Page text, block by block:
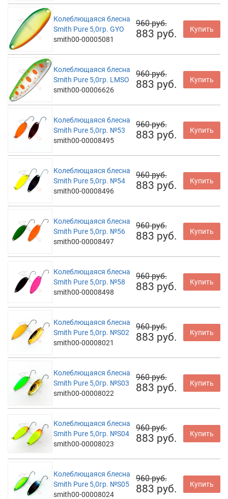
Колеблющаяся блесна
Smith Pure 5,0гр. GYO
smith00-00005081
960 руб.
883 руб. Купить
Колеблющаяся блесна
Smith Pure 5,0гр. LMSO
smith00-00006626
960 руб.
883 руб. Купить
Колеблющаяся блесна
Smith Pure 5,0гр. №53
smith00-00008495
960 руб.
883 руб. Купить
Колеблющаяся блесна
Smith Pure 5,0гр. №54
smith00-00008496
960 руб.
883 руб. Купить
Колеблющаяся блесна
Smith Pure 5,0гр. №56
smith00-00008497
960 руб.
883 руб. Купить
Колеблющаяся блесна
Smith Pure 5,0гр. №58
smith00-00008498
960 руб.
883 руб. Купить
Колеблющаяся блесна
Smith Pure 5,0гр. №S02
smith00-00008021
960 руб.
883 руб. Купить
Колеблющаяся блесна
Smith Pure 5,0гр. №S03
smith00-00008022
960 руб.
883 руб. Купить
Колеблющаяся блесна
Smith Pure 5,0гр. №S04
smith00-00008023
960 руб.
883 руб. Купить
Колеблющаяся блесна
Smith Pure 5,0гр. №S05
smith00-00008024
960 руб.
883 руб. Купить